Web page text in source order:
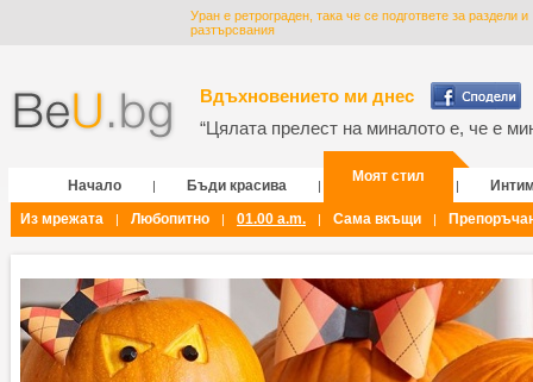
Уран е ретрограден, така че се подгответе за раздели и
разтърсвания
Вдъхновението ми днес
“Цялата прелест на миналото е, че е
Начало | Бъди красива |
Моят стил
|
Из мрежата
| Любопитно | 01.00 a.m. | Сама вкъщи |